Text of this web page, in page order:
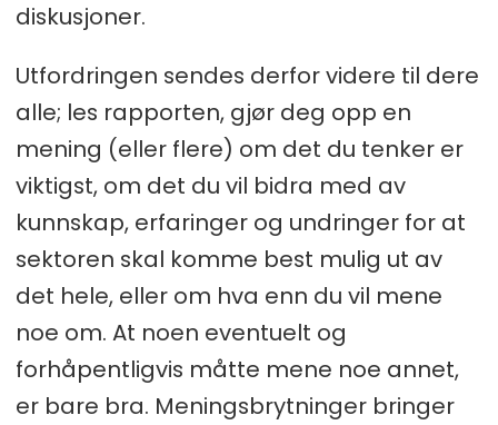
diskusjoner.
Utfordringen sendes derfor videre til dere
alle; les rapporten, gjør deg opp en
mening (eller flere) om det du tenker er
viktigst, om det du vil bidra med av
kunnskap, erfaringer og undringer for at
sektoren skal komme best mulig ut av
det hele, eller om hva enn du vil mene
noe om. At noen eventuelt og
forhåpentligvis måtte mene noe annet,
er bare bra. Meningsbrytninger bringer